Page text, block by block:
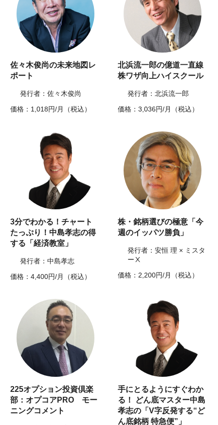
佐々木俊尚の未来地図レ
ポート
発行者：佐々木俊尚
価格：1,018円/月（税込）
北浜流一郎の億道一直線
株ワザ向上ハイスクール
発行者：北浜流一郎
価格：3,036円/月（税込）
3分でわかる！チャート
たっぷり！中島孝志の得
する「経済教室」
発行者：中島孝志
価格：4,400円/月（税込）
株・銘柄選びの極意「今
週のイッパツ勝負」
発行者：安恒 理 × ミスタ
ーⅩ
価格：2,200円/月（税込）
225オプション投資倶楽
部：オプコアPRO モー
ニングコメント
手にとるようにすぐわか
る！ どん底マスター中島
孝志の「V字反発する“ど
ん底銘柄 特急便”」